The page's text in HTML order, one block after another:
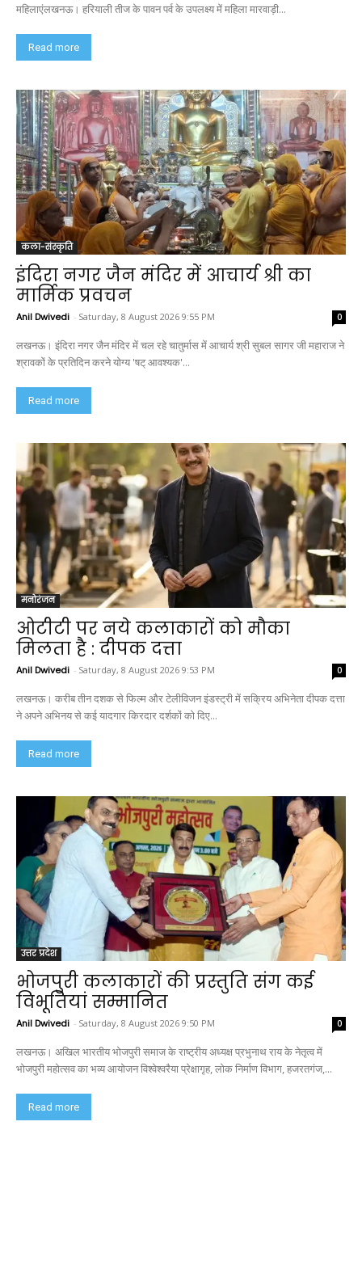
महिलाएंलखनऊ। हरियाली तीज के पावन पर्व के उपलक्ष्य में महिला मारवाड़ी...
Read more
कला-संस्कृति
इंदिरा नगर जैन मंदिर में आचार्य श्री का
मार्मिक प्रवचन
Anil Dwivedi - Saturday, 8 August 2026 9:55 PM 0
लखनऊ। इंदिरा नगर जैन मंदिर में चल रहे चातुर्मास में आचार्य श्री सुबल सागर जी महाराज ने
श्रावकों के प्रतिदिन करने योग्य 'षट् आवश्यक'...
Read more
मनोरंजन
ओटीटी पर नये कलाकारों को मौका
मिलता है : दीपक दत्ता
Anil Dwivedi - Saturday, 8 August 2026 9:53 PM 0
लखनऊ। करीब तीन दशक से फिल्म और टेलीविजन इंडस्ट्री में सक्रिय अभिनेता दीपक दत्ता
ने अपने अभिनय से कई यादगार किरदार दर्शकों को दिए...
Read more
उत्तर प्रदेश
भोजपुरी कलाकारों की प्रस्तुति संग कई
विभूतियां सम्मानित
Anil Dwivedi - Saturday, 8 August 2026 9:50 PM 0
लखनऊ। अखिल भारतीय भोजपुरी समाज के राष्ट्रीय अध्यक्ष प्रभुनाथ राय के नेतृत्व में
भोजपुरी महोत्सव का भव्य आयोजन विश्वेश्वरैया प्रेक्षागृह, लोक निर्माण विभाग, हजरतगंज,...
Read more